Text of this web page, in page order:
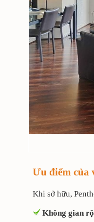
Ưu điểm của
Khi sở hữu,
Không gian